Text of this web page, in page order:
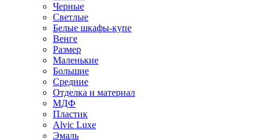
Черные
Светлые
Белые шкафы-купе
Венге
Размер
Маленькие
Большие
Средние
Отделка и материал
МДФ
Пластик
Alvic Luxe
Эмаль